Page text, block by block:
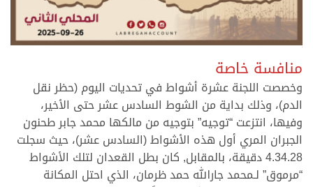
منافسة خاصة
وخصصت اللجنة عشرة أشواط في تحديات اليوم (حظر نقل
الدم)، وذلك بداية من الشوط السادس عشر حتى الأخير،
وفيها، انتزعت “توجيه” بتوجيه من مالكها محمد جابر طحنون
الجبران المري أول هذه الأشواط (السادس عشر)، حيث سجلت
4.34.28 دقيقة، بالمقابل, كان بطل القعدان لتلك الأشواط
“مرموق” لـمحمد جارالله حمد ظرمان، الذي احتل المكانة